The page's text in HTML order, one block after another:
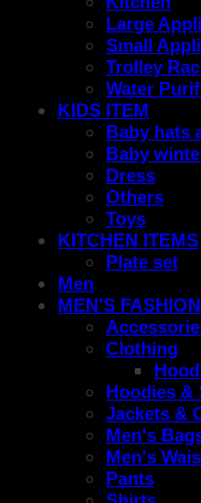
Large
Small
Trolley
Water
KIDS ITEM
Baby hats
Baby
Dress
Others
Toys
KITCHEN ITEMS
Plate set
Men
MEN'S FASHION
Clothing
Hoodies &
Jackets &
Men's
Men's
Pants